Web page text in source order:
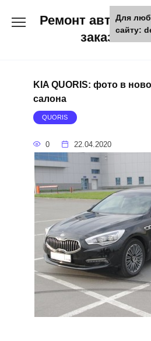
Ремонт авто и
заказ
KIA QUORIS: фото в
салона
QUORIS
0 22.04.2020
Для
сайту: